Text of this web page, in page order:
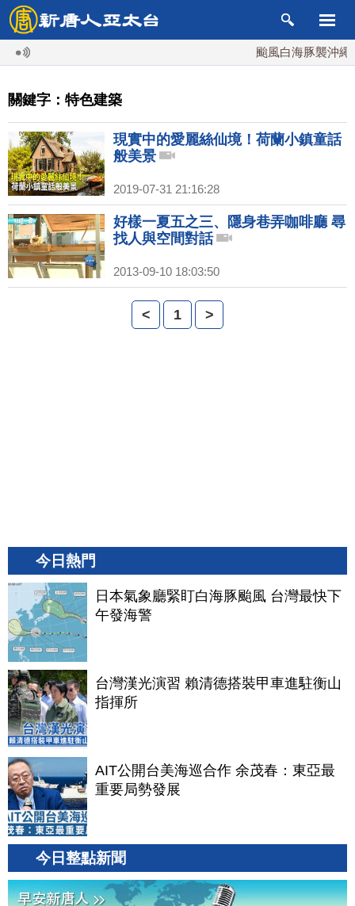
颱風白海豚襲沖繩
關鍵字：特色建築
現實中的愛麗絲仙境！荷蘭小鎮童話
般美景
2019-07-31 21:16:28
好樣一夏五之三、隱身巷弄咖啡廳 尋
找人與空間對話
2013-09-10 18:03:50
< 1 >
今日熱門
日本氣象廳緊盯白海豚颱風 台灣最快下
午發海警
台灣漢光演習 賴清德搭裝甲車進駐衡山
指揮所
AIT公開台美海巡合作 余茂春：東亞最
重要局勢發展
今日整點新聞